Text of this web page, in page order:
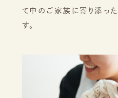
て中のご家族に寄り添っ
す。